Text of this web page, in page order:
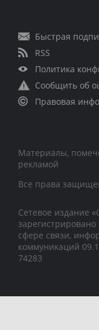
Быстрая
RSS
Политика
Сообщить об
Правовая
Материалы,
рекламой
Все права
Сетевое издание
сфере связи,
коммуникаций
74283